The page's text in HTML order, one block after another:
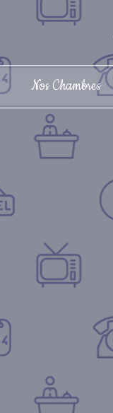
Nos Chambres